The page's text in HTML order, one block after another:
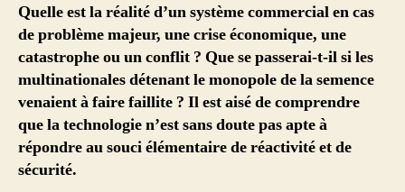
Quelle est la réalité d’un système commercial en cas
de problème majeur, une crise économique, une
catastrophe ou un conflit ? Que se passerai-t-il si les
multinationales détenant le monopole de la semence
venaient à faire faillite ? Il est aisé de comprendre
que la technologie n’est sans doute pas apte à
répondre au souci élémentaire de réactivité et de
sécurité.